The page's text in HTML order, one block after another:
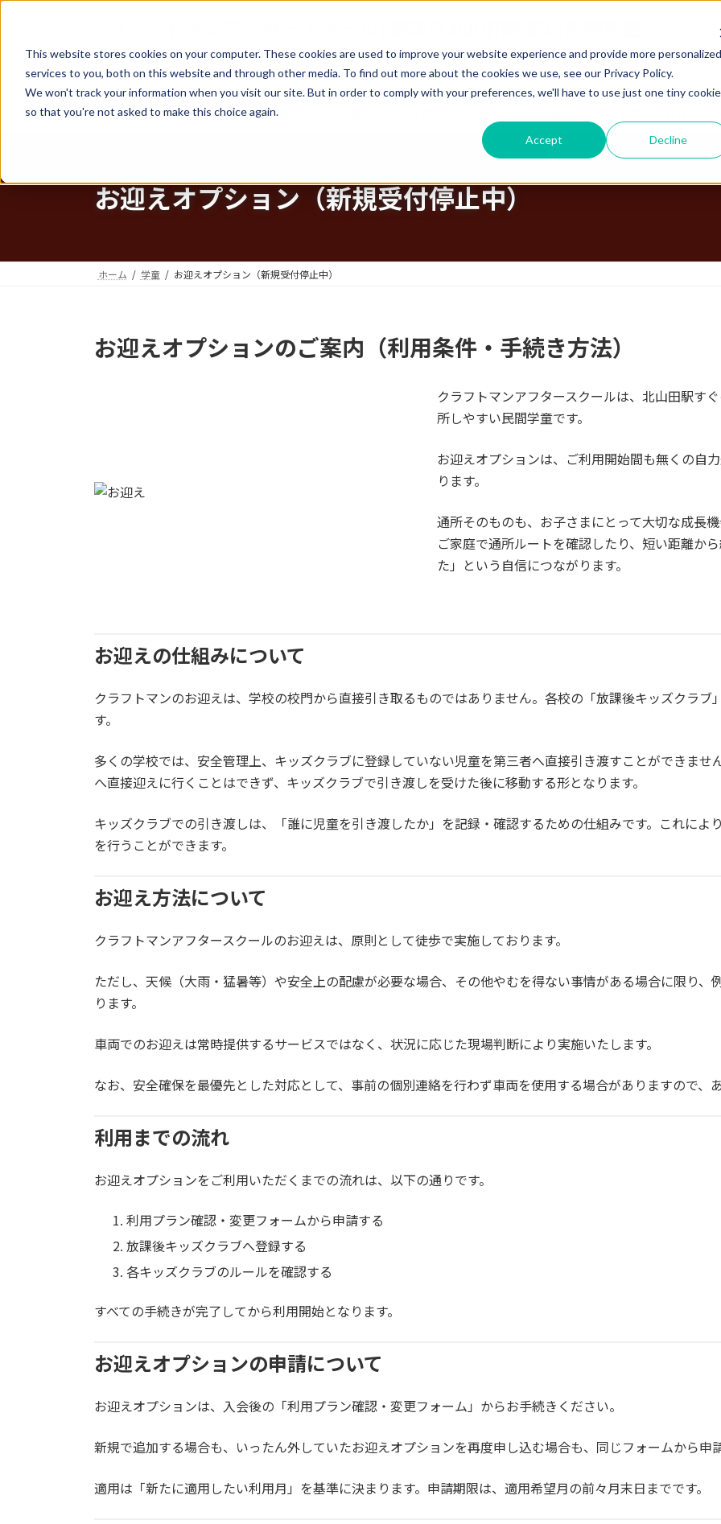
This website stores cookies on your computer. These cookies are used to improve your website experience and provide more personalized
services to you, both on this website and through other media. To find out more about the cookies we use, see our Privacy Policy.
We won't track your information when you visit our site. But in order to comply with your preferences, we'll have to use just one tiny cookie
so that you're not asked to make this choice again.
Accept Decline
コ
プ
ナ
動
ホーム クラフトマンとは
お迎えオプション（新規受付停止中）
ホーム 学童 お迎えオプション（新規受付停止中）
お迎えオプションのご案内（利用条件・手続き方法）
クラフトマンアフタースクールは、北山田駅す
所しやすい民間学童です。
お迎えオプションは、ご利用開始間も無くの自
ります。
通所そのものも、お子さまにとって大切な成長機
ご家庭で通所ルートを確認したり、短い距離か
た」という自信につながります。
お迎えの仕組みについて
クラフトマンのお迎えは、学校の校門から直接引き取るものではありません。各校の「放課後キッズクラ
す。
多くの学校では、安全管理上、キッズクラブに登録していない児童を第三者へ直接引き渡すことができま
へ直接迎えに行くことはできず、キッズクラブで引き渡しを受けた後に移動する形となります。
キッズクラブでの引き渡しは、「誰に児童を引き渡したか」を記録・確認するための仕組みです。これによ
を行うことができます。
お迎え方法について
クラフトマンアフタースクールのお迎えは、原則として徒歩で実施しております。
ただし、天候（大雨・猛暑等）や安全上の配慮が必要な場合、その他やむを得ない事情がある場合に限り、
ります。
車両でのお迎えは常時提供するサービスではなく、状況に応じた現場判断により実施いたします。
なお、安全確保を最優先とした対応として、事前の個別連絡を行わず車両を使用する場合がありますので、
利用までの流れ
お迎えオプションをご利用いただくまでの流れは、以下の通りです。
利用プラン確認・変更フォームから申請する
放課後キッズクラブへ登録する
各キッズクラブのルールを確認する
すべての手続きが完了してから利用開始となります。
お迎えオプションの申請について
お迎えオプションは、入会後の「利用プラン確認・変更フォーム」からお手続きください。
新規で追加する場合も、いったん外していたお迎えオプションを再度申し込む場合も、同じフォームから申請
適用は「新たに適用したい利用月」を基準に決まります。申請期限は、適用希望月の前々月末日までです。